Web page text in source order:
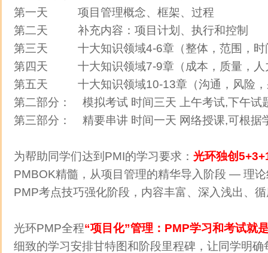
第一天 项目管理概念、框架、过程
第二天 补充内容：项目计划、执行和控制
第三天 十大知识领域4-6章（整体，范围，时
第四天 十大知识领域7-9章（成本，质量，人
第五天 十大知识领域10-13章（沟通，风险，
第二部分： 模拟考试 时间三天 上午考试,下午试
第三部分： 精要串讲 时间一天 网络授课,可根据
为帮助同学们达到PMI的学习要求： 光环独创
PMBOK精髓，从项目管理的精华导入阶段 — 理
PMP考点技巧强化阶段，内容丰富、深入浅出 、
光环PMP全程“项目化”管理：PMP学习和考试就
细致的学习安排甘特图和阶段里程碑，让同学明